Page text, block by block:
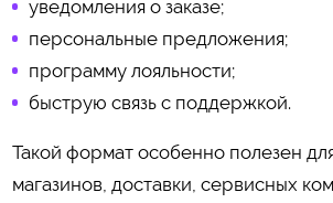
уведомления о заказе;
персональные предложения;
программу лояльности;
быструю связь с поддержкой.
Такой формат особенно полезен
магазинов, доставки, сервисных